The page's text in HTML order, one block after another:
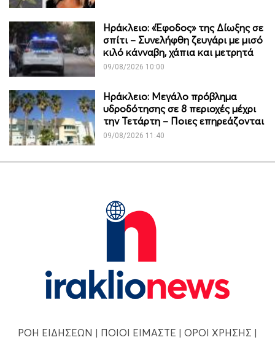
Ηράκλειο: «Έφοδος» της Δίωξης σε
σπίτι – Συνελήφθη ζευγάρι με μισό
κιλό κάνναβη, χάπια και μετρητά
09/08/2026 10:00
Ηράκλειο: Μεγάλο πρόβλημα
υδροδότησης σε 8 περιοχές μέχρι
την Τετάρτη – Ποιες επηρεάζονται
09/08/2026 11:40
ΡΟΗ ΕΙΔΗΣΕΩΝ | ΠΟΙΟΙ ΕΙΜΑΣΤΕ | ΟΡΟΙ ΧΡΗΣΗΣ |